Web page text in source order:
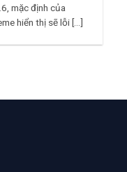
mặc định của
hiển thị sẽ lỗi [...]